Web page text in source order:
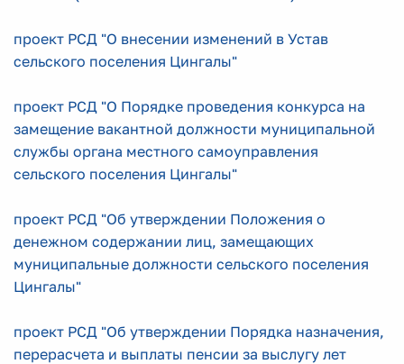
проект РСД "О внесении изменений в Устав
сельского поселения Цингалы"
проект РСД "О Порядке проведения конкурса на
замещение вакантной должности муниципальной
службы органа местного самоуправления
сельского поселения Цингалы"
проект РСД "Об утверждении Положения о
денежном содержании лиц, замещающих
муниципальные должности сельского поселения
Цингалы"
проект РСД "Об утверждении Порядка назначения,
перерасчета и выплаты пенсии за выслугу лет